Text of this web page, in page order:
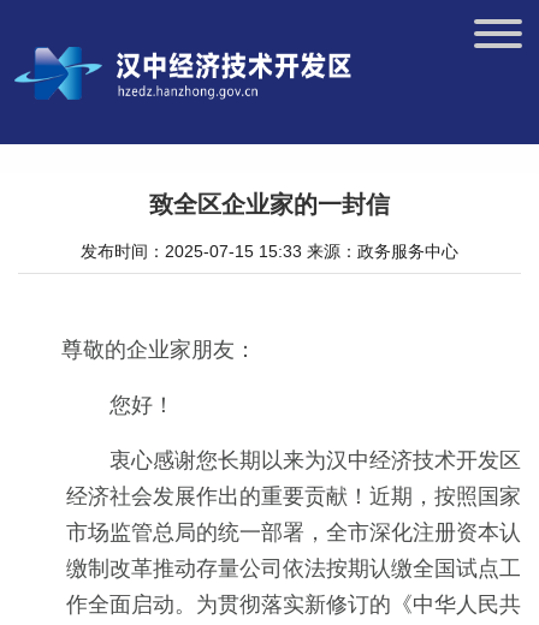
致全区企业家的一封信
发布时间：2025-07-15 15:33 来源：政务服务中心
尊敬的企业家朋友：
您好！
衷心感谢您长期以来为汉中经济技术开发区
经济社会发展作出的重要贡献！近期，按照国家
市场监管总局的统一部署，全市深化注册资本认
缴制改革推动存量公司依法按期认缴全国试点工
作全面启动。为贯彻落实新修订的《中华人民共